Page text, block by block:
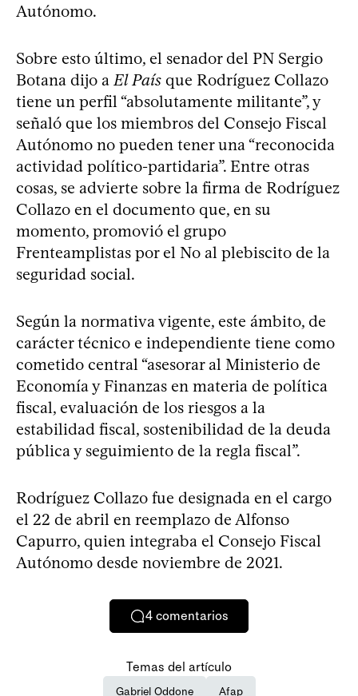
Autónomo.
Sobre esto último, el senador del PN Sergio
Botana dijo a El País que Rodríguez Collazo
tiene un perfil “absolutamente militante”, y
señaló que los miembros del Consejo Fiscal
Autónomo no pueden tener una “reconocida
actividad político-partidaria”. Entre otras
cosas, se advierte sobre la firma de Rodríguez
Collazo en el documento que, en su
momento, promovió el grupo
Frenteamplistas por el No al plebiscito de la
seguridad social.
Según la normativa vigente, este ámbito, de
carácter técnico e independiente tiene como
cometido central “asesorar al Ministerio de
Economía y Finanzas en materia de política
fiscal, evaluación de los riesgos a la
estabilidad fiscal, sostenibilidad de la deuda
pública y seguimiento de la regla fiscal”.
Rodríguez Collazo fue designada en el cargo
el 22 de abril en reemplazo de Alfonso
Capurro, quien integraba el Consejo Fiscal
Autónomo desde noviembre de 2021.
4 comentarios
Temas del artículo
Gabriel Oddone Afap